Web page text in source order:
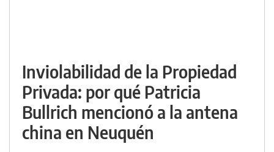
Inviolabilidad de la Propiedad
Privada: por qué Patricia
Bullrich mencionó a la antena
china en Neuquén